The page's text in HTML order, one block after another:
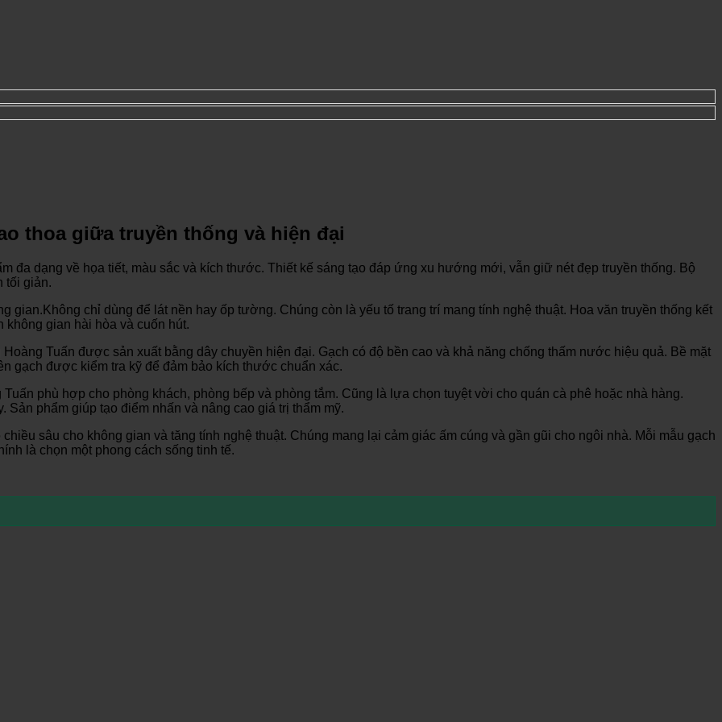
thoa giữa truyền thống và hiện đại
đa dạng về họa tiết, màu sắc và kích thước. Thiết kế sáng tạo đáp ứng xu hướng mới, vẫn giữ nét đẹp truyền thống. Bộ
tối giản.
gian.Không chỉ dùng để lát nền hay ốp tường. Chúng còn là yếu tố trang trí mang tính nghệ thuật. Hoa văn truyền thống kết
không gian hài hòa và cuốn hút.
Tuấn được sản xuất bằng dây chuyền hiện đại. Gạch có độ bền cao và khả năng chống thấm nước hiệu quả. Bề mặt
gạch được kiểm tra kỹ để đảm bảo kích thước chuẩn xác.
phù hợp cho phòng khách, phòng bếp và phòng tắm. Cũng là lựa chọn tuyệt vời cho quán cà phê hoặc nhà hàng.
phẩm giúp tạo điểm nhấn và nâng cao giá trị thẩm mỹ.
sâu cho không gian và tăng tính nghệ thuật. Chúng mang lại cảm giác ấm cúng và gần gũi cho ngôi nhà. Mỗi mẫu gạch
là chọn một phong cách sống tinh tế.